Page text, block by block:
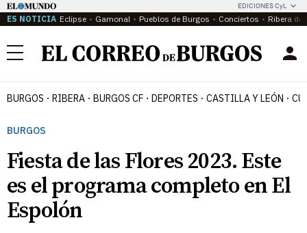
EDICIONES CyL
ES NOTICIA Eclipse Gamonal Pueblos de Burgos Conciertos Ribera del
Menú
BURGOS RIBERA BURGOS CF DEPORTES CASTILLA Y LEÓN
BURGOS
Fiesta de las Flores 2023. Este
es el programa completo en El
Espolón